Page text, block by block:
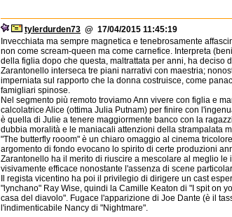
tylerdurden73 @ 17/04/2015 11:45:19
Invecchiata ma sempre magnetica e tenebrosamente
non come scream-queen ma come carnefice. Interpreta
della figlia dopo che questa, maltrattata per anni, ha deciso
Zarantonello interseca tre piani narrativi con maestria;
imperniata sul rapporto che la donna costruisce, come
famigliari spinose.
Nel segmento più remoto troviamo Ann vivere con figlia e
calcolatrice Alice (ottima Julia Putnam) per finire con
è quella di Julie a tenere maggiormente banco con la
dubbia moralità e le maniacali attenzioni della strampalata
"The butterfly rooom" è un chiaro omaggio al cinema
argomento di fondo evocano lo spirito di certe produzioni
Zarantonello ha il merito di riuscire a mescolare al meglio
visivamente efficace nonostante l'assenza di scene
Il regista vicentino ha poi il privilegio di dirigere un cast
"lynchano" Ray Wise, quindi la Camille Keaton di "I spit on
casa del diavolo". Fugace l'apparizione di Joe Dante (è il
l'indimenticabile Nancy di "Nightmare".